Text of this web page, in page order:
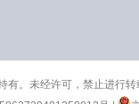
。未经许可，禁止进行转